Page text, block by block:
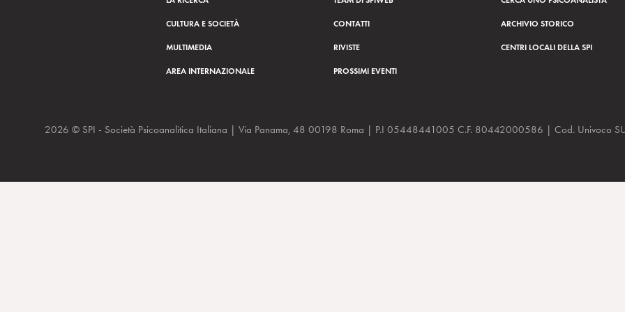
CULTURA E SOCIETÀ
MULTIMEDIA
AREA INTERNAZIONALE
CONTATTI
RIVISTE
PROSSIMI EVENTI
ARCHIVIO STORICO
CENTRI LOCALI DELLA SPI
2026 © SPI - Società Psicoanalitica Italiana | Via Panama, 48 00198 Roma | P.I 05448441005 C.F. 80442000586 | Cod. Univoco